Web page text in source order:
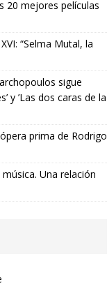
20 mejores películas
“Selma Mutal, la
sigue
y ’Las dos caras de la
prima de Rodrigo
Una relación